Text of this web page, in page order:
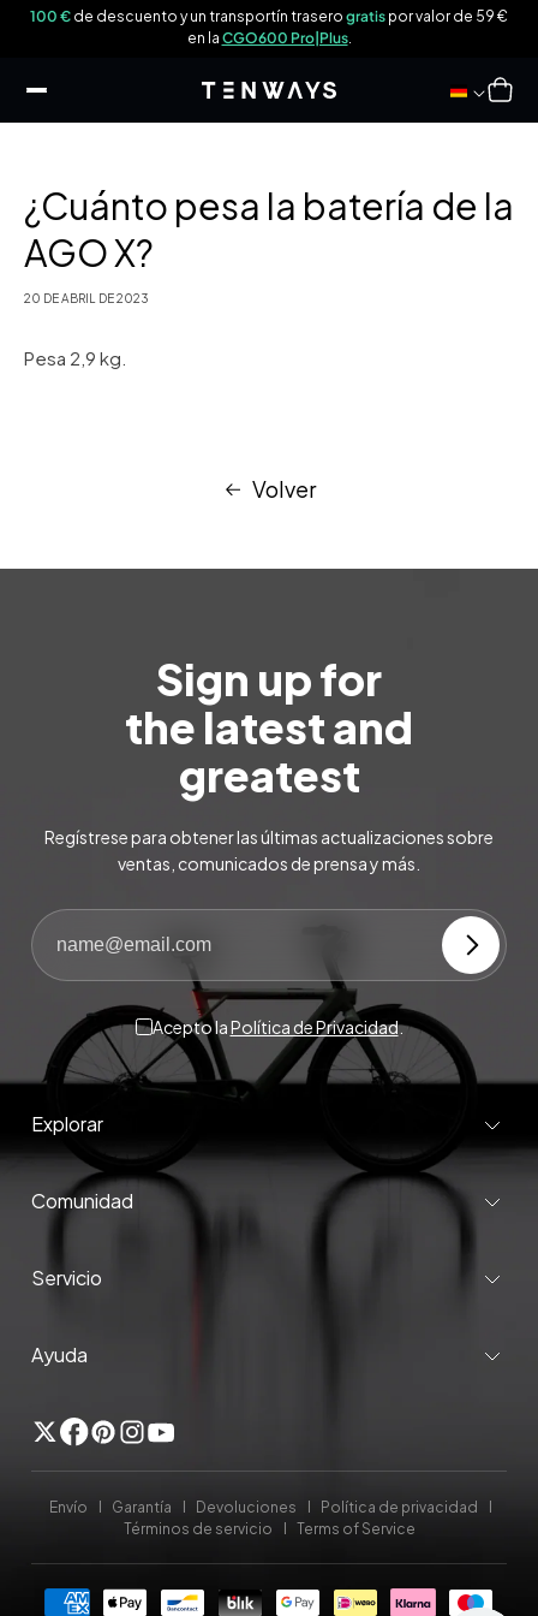
100 € de descuento y un transportín trasero gratis por valor de 59 €
en la CGO600 Pro|Plus.
Carro
¿Cuánto pesa la batería de la
AGO X?
20 DE ABRIL DE 2023
Pesa 2,9 kg.
Volver
Sign up for
the latest and
greatest
Regístrese para obtener las últimas actualizaciones sobre
ventas, comunicados de prensa y más.
Acepto laPolítica de Privacidad.
Explorar
Comunidad
Servicio
Ayuda
GorjeoFacebook
Pinterest
Instagram
YouTube
Envío Garantía Devoluciones
Política de privacidad
Términos de servicio
Terms of Service
Formas